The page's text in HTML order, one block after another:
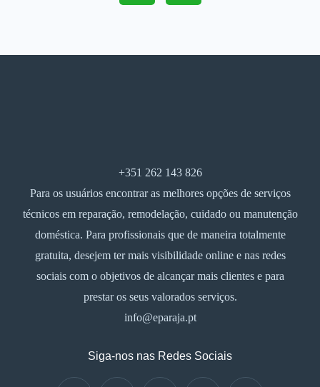
+351 262 143 826
Para os usuários encontrar as melhores opções de serviços
técnicos em reparação, remodelação, cuidado ou manutenção
doméstica. Para profissionais que de maneira totalmente
gratuita, desejem ter mais visibilidade online e nas redes
sociais com o objetivos de alcançar mais clientes e para
prestar os seus valorados serviços.
info@eparaja.pt
Siga-nos nas Redes Sociais